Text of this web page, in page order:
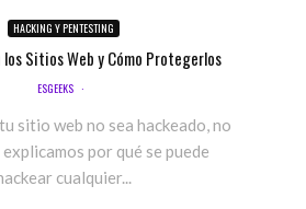
HACKING Y PENTESTING
los Sitios Web y Cómo Protegerlos
ESGEEKS ·
sitio web no sea hackeado, no
explicamos por qué se puede
cualquier...